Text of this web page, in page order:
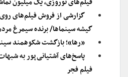
گزارشی از فروش فیلم‌های
گیشه سینماها/ برنده سیمرغ مردمی ۱۴۰۳ در رده
«رها»؛ بازگشت شکوهمند
پاسخ‌های آشتیانی‌پور به
فیلم فجر